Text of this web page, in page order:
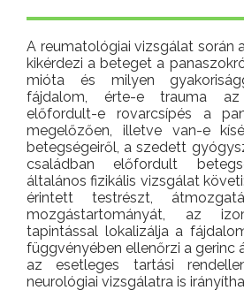
A reumatológiai vizsgálat során
kikérdezi a beteget a
mióta és milyen
fájdalom, érte-e trauma
előfordult-e rovarcsípés a
megelőzően, illetve van-e
betegségeiről, a szedett
családban előfordult
általános fizikális vizsgálat
érintett testrészt,
mozgástartományát, az
tapintással lokalizálja a
függvényében ellenőrzi a gerinc
az esetleges tartási
neurológiai vizsgálatra is